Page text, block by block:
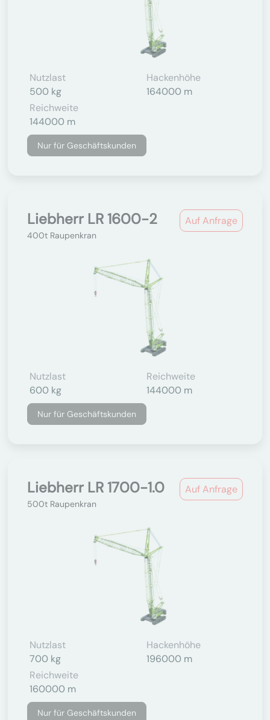
Nutzlast
500 kg
Hackenhöhe
164000 m
Reichweite
144000 m
Nur für Geschäftskunden
Auf Anfrage
Liebherr LR 1600-2
400t Raupenkran
Nutzlast
600 kg
Reichweite
144000 m
Nur für Geschäftskunden
Auf Anfrage
Liebherr LR 1700-1.0
500t Raupenkran
Nutzlast
700 kg
Hackenhöhe
196000 m
Reichweite
160000 m
Nur für Geschäftskunden